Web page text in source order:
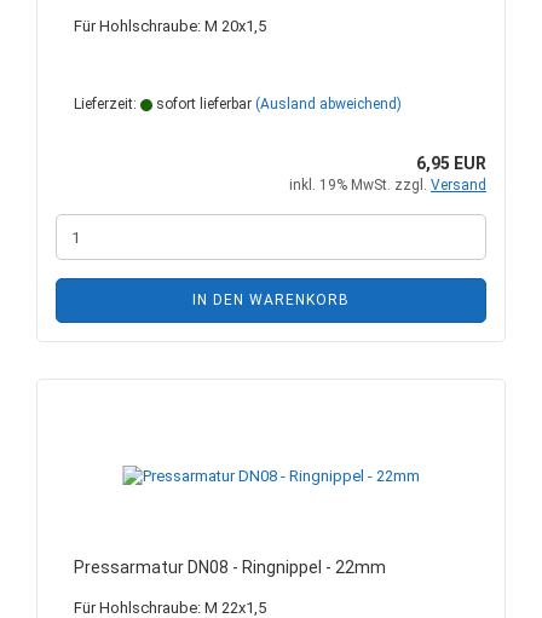
Für Hohlschraube: M 20x1,5
Lieferzeit: sofort lieferbar (Ausland abweichend)
6,95 EUR
inkl. 19% MwSt. zzgl. Versand
IN DEN WARENKORB
Pressarmatur DN08 - Ringnippel - 22mm
Für Hohlschraube: M 22x1,5